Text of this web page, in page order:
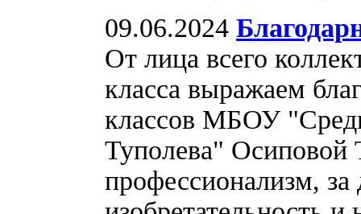
09.06.2024
От лица всего
класса выражаем
классов МБОУ
Туполева" Осиповой
профессионализм,